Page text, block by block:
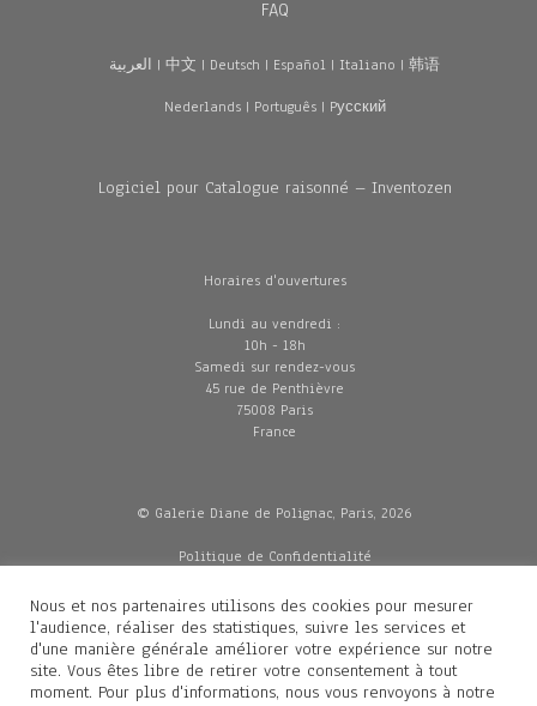
FAQ
العربية | 中文 | Deutsch | Español | Italiano | 韩语
Nederlands| Português| Pусский
Logiciel pour Catalogue raisonné – Inventozen
Horaires d'ouvertures
Lundi au vendredi :
10h - 18h
Samedi sur rendez-vous
45 rue de Penthièvre
75008 Paris
France
© Galerie Diane de Polignac, Paris, 2026
Politique de Confidentialité
Mentions légales
Livraisons
Nous et nos partenaires utilisons des cookies pour mesurer
l'audience, réaliser des statistiques, suivre les services et
d'une manière générale améliorer votre expérience sur notre
site. Vous êtes libre de retirer votre consentement à tout
moment. Pour plus d'informations, nous vous renvoyons à notre